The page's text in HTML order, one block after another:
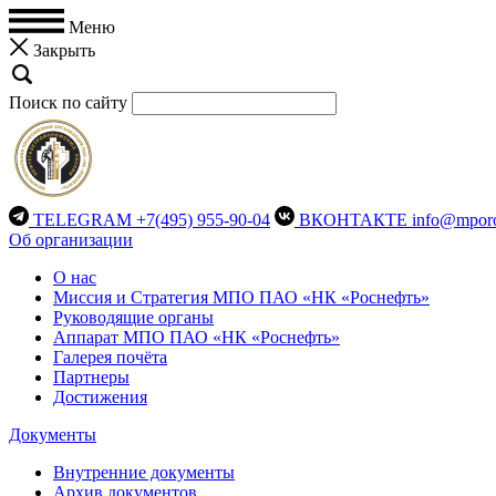
Меню
Закрыть
Поиск по сайту
TELEGRAM +7(495) 955-90-04 ВКОНТАКТЕ
Об организации
О нас
Миссия и Стратегия МПО ПАО «НК «Роснефть»
Руководящие органы
Аппарат МПО ПАО «НК «Роснефть»
Галерея почёта
Партнеры
Достижения
Документы
Внутренние документы
Архив документов